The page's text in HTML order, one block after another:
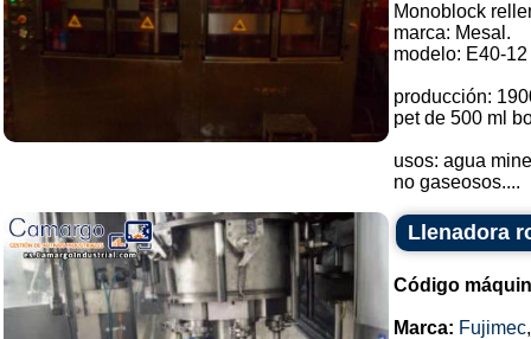
Monoblock
marca: Mesal.
modelo: E40-12
producción:
pet de 500 ml
usos: agua
no gaseosos....
Llenadora
Código
Marca: Fujimec